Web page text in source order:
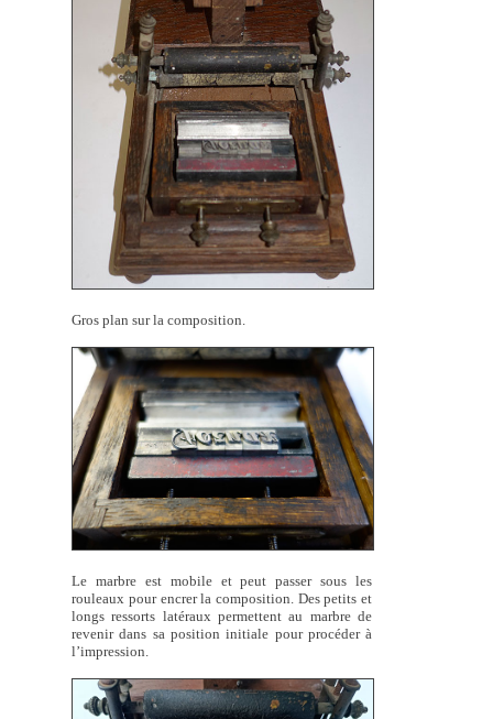
Gros plan sur la composition.
Le marbre est mobile et peut passer sous les
rouleaux pour encrer la composition. Des petits et
longs ressorts latéraux permettent au marbre de
revenir dans sa position initiale pour procéder à
l’impression.